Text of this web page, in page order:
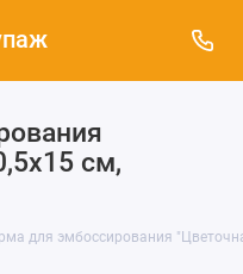
см,
для эмбоссирования